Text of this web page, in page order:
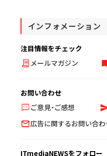
インフォメーション
注目情報をチェック
メールマガジン
お問い合わせ
ご意見・ご感想
広告に関するお問い合わ
ITmediaNEWSをフォロー